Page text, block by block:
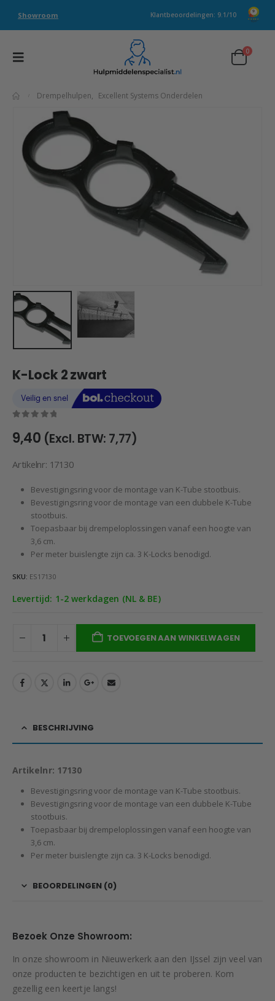
Showroom Klantbeoordelingen: 9.1/10
0
Drempelhulpen, Excellent Systems Onderdelen
K-Lock 2 zwart
9,40 (Excl. BTW: 7,77)
Artikelnr: 17130
Bevestigingsring voor de montage van K-Tube stootbuis.
Bevestigingsring voor de montage van een dubbele K-Tube
stootbuis.
Toepasbaar bij drempeloplossingen vanaf een hoogte van
3,6 cm.
Per meter buislengte zijn ca. 3 K-Locks benodigd.
SKU: ES17130
Levertijd: 1-2 werkdagen (NL & BE)
TOEVOEGEN AAN WINKELWAGEN
BESCHRIJVING
Artikelnr: 17130
Bevestigingsring voor de montage van K-Tube stootbuis.
Bevestigingsring voor de montage van een dubbele K-Tube
stootbuis.
Toepasbaar bij drempeloplossingen vanaf een hoogte van
3,6 cm.
Per meter buislengte zijn ca. 3 K-Locks benodigd.
BEOORDELINGEN (0)
Bezoek Onze Showroom:
In onze showroom in Nieuwerkerk aan den IJssel zijn veel van
onze producten te bezichtigen en uit te proberen. Kom
gezellig een keertje langs!